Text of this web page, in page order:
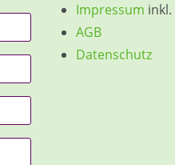
Impressum inkl.
AGB
Datenschutz